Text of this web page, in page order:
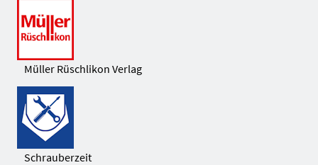
Müller Rüschlikon Verlag
Schrauberzeit